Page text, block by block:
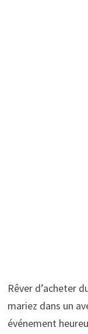
Rêver d’acheter
mariez dans un
événement